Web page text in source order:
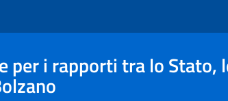
per i rapporti tra lo Stato,